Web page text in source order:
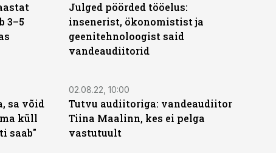
3–5
Julged pöörded tööelus:
insenerist, ökonomistist ja
geenitehnoloogist said
vandeaudiitorid
sa võid
küll
saab"
02.08.22, 10:00
Tutvu audiitoriga: vandeaudiitor
Tiina Maalinn, kes ei pelga
vastutuult